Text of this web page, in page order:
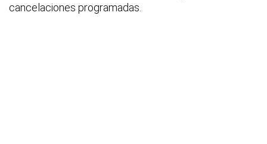
cancelaciones programadas.